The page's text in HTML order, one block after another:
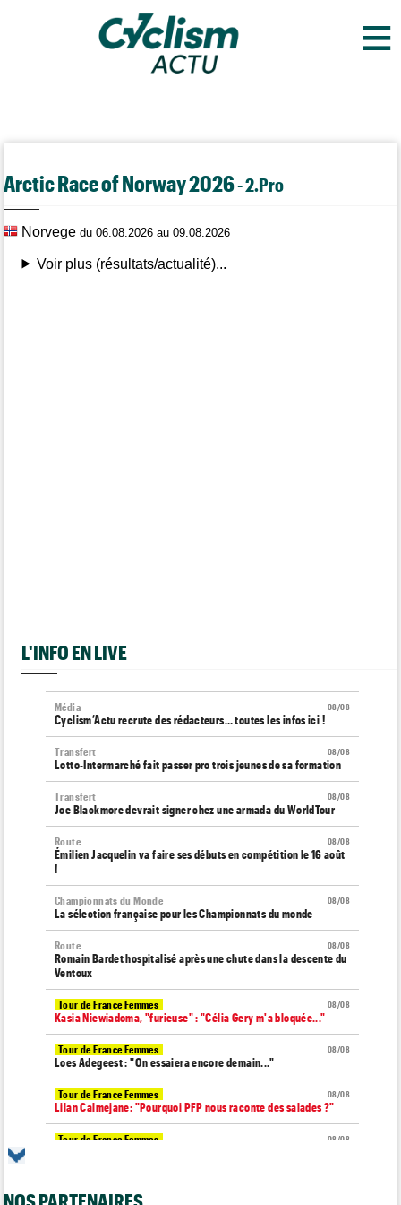
≡
Arctic Race of Norway 2026- 2.Pro
Norvegedu 06.08.2026 au 09.08.2026
Voir plus (résultats/actualité)...
L'INFO EN LIVE
08/08
Média
Cyclism’Actu recrute des rédacteurs… toutes les infos ici !
08/08
Transfert
Lotto-Intermarché fait passer pro trois jeunes de sa formation
08/08
Transfert
Joe Blackmore devrait signer chez une armada du WorldTour
08/08
Route
Émilien Jacquelin va faire ses débuts en compétition le 16 août
!
08/08
Championnats du Monde
La sélection française pour les Championnats du monde
08/08
Route
Romain Bardet hospitalisé après une chute dans la descente du
Ventoux
08/08
Tour de France Femmes
Kasia Niewiadoma, "furieuse" : "Célia Gery m'a bloquée..."
08/08
Tour de France Femmes
Loes Adegeest : "On essaiera encore demain..."
08/08
Tour de France Femmes
Lilan Calmejane: "Pourquoi PFP nous raconte des salades ?"
08/08
Tour de France Femmes
Niedermaier : "J’ai dit à Kasia que ce n’est pas fini"